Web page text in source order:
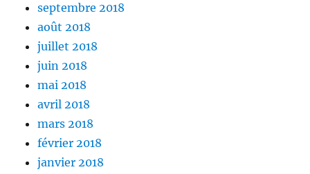
septembre 2018
août 2018
juillet 2018
juin 2018
mai 2018
avril 2018
mars 2018
février 2018
janvier 2018